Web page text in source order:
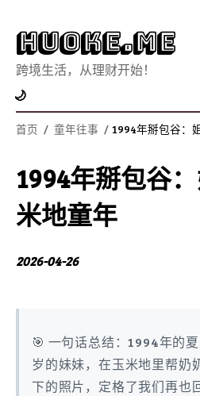
Huoke.Me
跨境生活，从理财开始！
🌙
首页 / 童年往事 / 1994年掰包谷：
1994年掰包谷
米地童年
2026-04-26
🎯 一句话总结：1994年的
岁的妹妹，在玉米地里帮奶
下的照片，定格了我们再也